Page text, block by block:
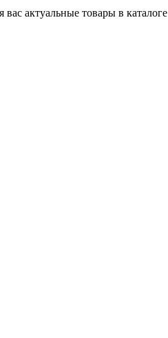
актуальные товары в каталоге